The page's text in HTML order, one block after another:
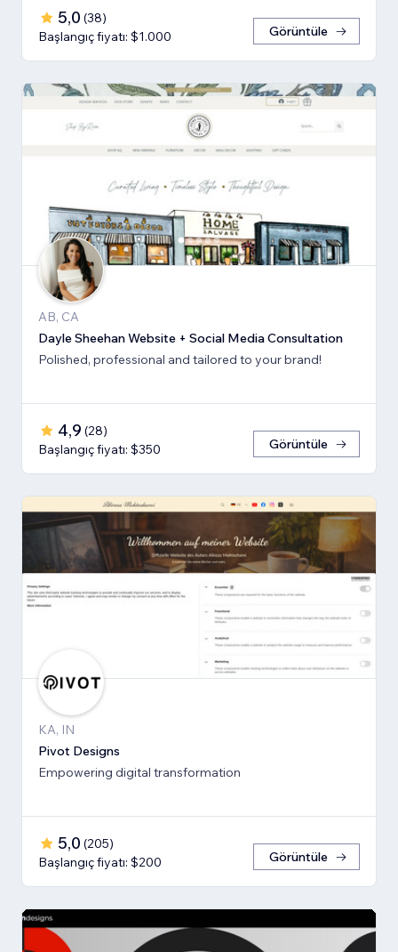
5,0 (38)
Başlangıç fiyatı: $1.000
Görüntüle
AB, CA
Dayle Sheehan Website + Social Media Consultation
Polished, professional and tailored to your brand!
4,9 (28)
Başlangıç fiyatı: $350
Görüntüle
KA, IN
Pivot Designs
Empowering digital transformation
5,0 (205)
Başlangıç fiyatı: $200
Görüntüle